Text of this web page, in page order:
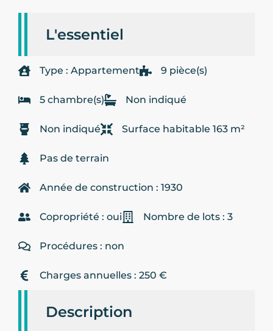
L'essentiel
Type : Appartement 9 pièce(s)
5 chambre(s) Non indiqué
Non indiqué Surface habitable 163 m²
Pas de terrain
Année de construction : 1930
Copropriété : oui Nombre de lots : 3
Procédures : non
Charges annuelles : 250 €
Description